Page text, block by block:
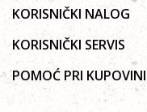
O nama
Galerija
Saradnja
KORISNIČKI NALOG
Uputstvo za registraciju
Zaboravljena lozinka
Poručivanje
KORISNIČKI SERVIS
Politika privatnosti
Autorska prava
POMOĆ PRI KUPOVINI
Kako kupiti online?